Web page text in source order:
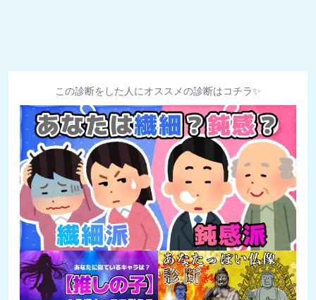
この診断をした人にオススメの診断はコチラ✨